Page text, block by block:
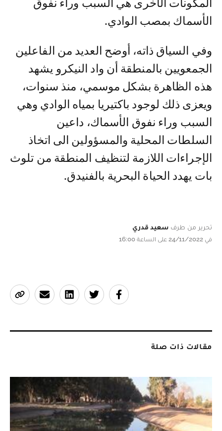
المكونات الأخرى هي السبب وراء نفوق
الأسماك بمصب الوادي.
وفي السياق ذاته، أوضح العديد من الفاعلين
الجمعويين بالمنطقة أن واد النيكرو يشهد
هذه الظاهرة بشكل موسمي، منذ سنوات،
ويعزى ذلك لوجود باكتيريا بمياه الوادي وهي
السبب وراء نفوق الأسماك، داعين
السلطات المحلية والمسؤولين الى اتخاذ
الإجراءات اللازمة لتنظيف المنطقة من تلوث
بات يهدد الحياة البحرية بالفنيدق.
تحرير من طرف سعيد قدري
في 24/11/2022 على الساعة 16:00
مقالات ذات صلة